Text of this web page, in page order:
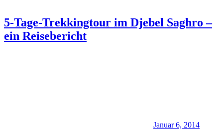
5-Tage-Trekkingtour im Djebel Saghro –
ein Reisebericht
Januar 6, 2014